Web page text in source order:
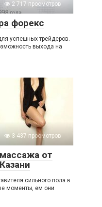
2 717 просмотров
форекс
успешных трейдеров.
выхода на
3 437 просмотров
от
сильного пола в
моменты, ем они